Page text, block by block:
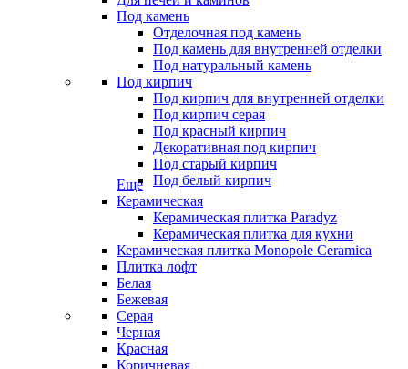
Под камень
Отделочная под камень
Под камень для внутренней отделки
Под натуральный камень
Под кирпич
Под кирпич для внутренней отделки
Под кирпич серая
Под красный кирпич
Декоративная под кирпич
Под старый кирпич
Под белый кирпич
Еще
Керамическая
Керамическая плитка Paradyz
Керамическая плитка для кухни
Керамическая плитка Monopole Ceramica
Плитка лофт
Белая
Бежевая
Серая
Черная
Красная
Коричневая